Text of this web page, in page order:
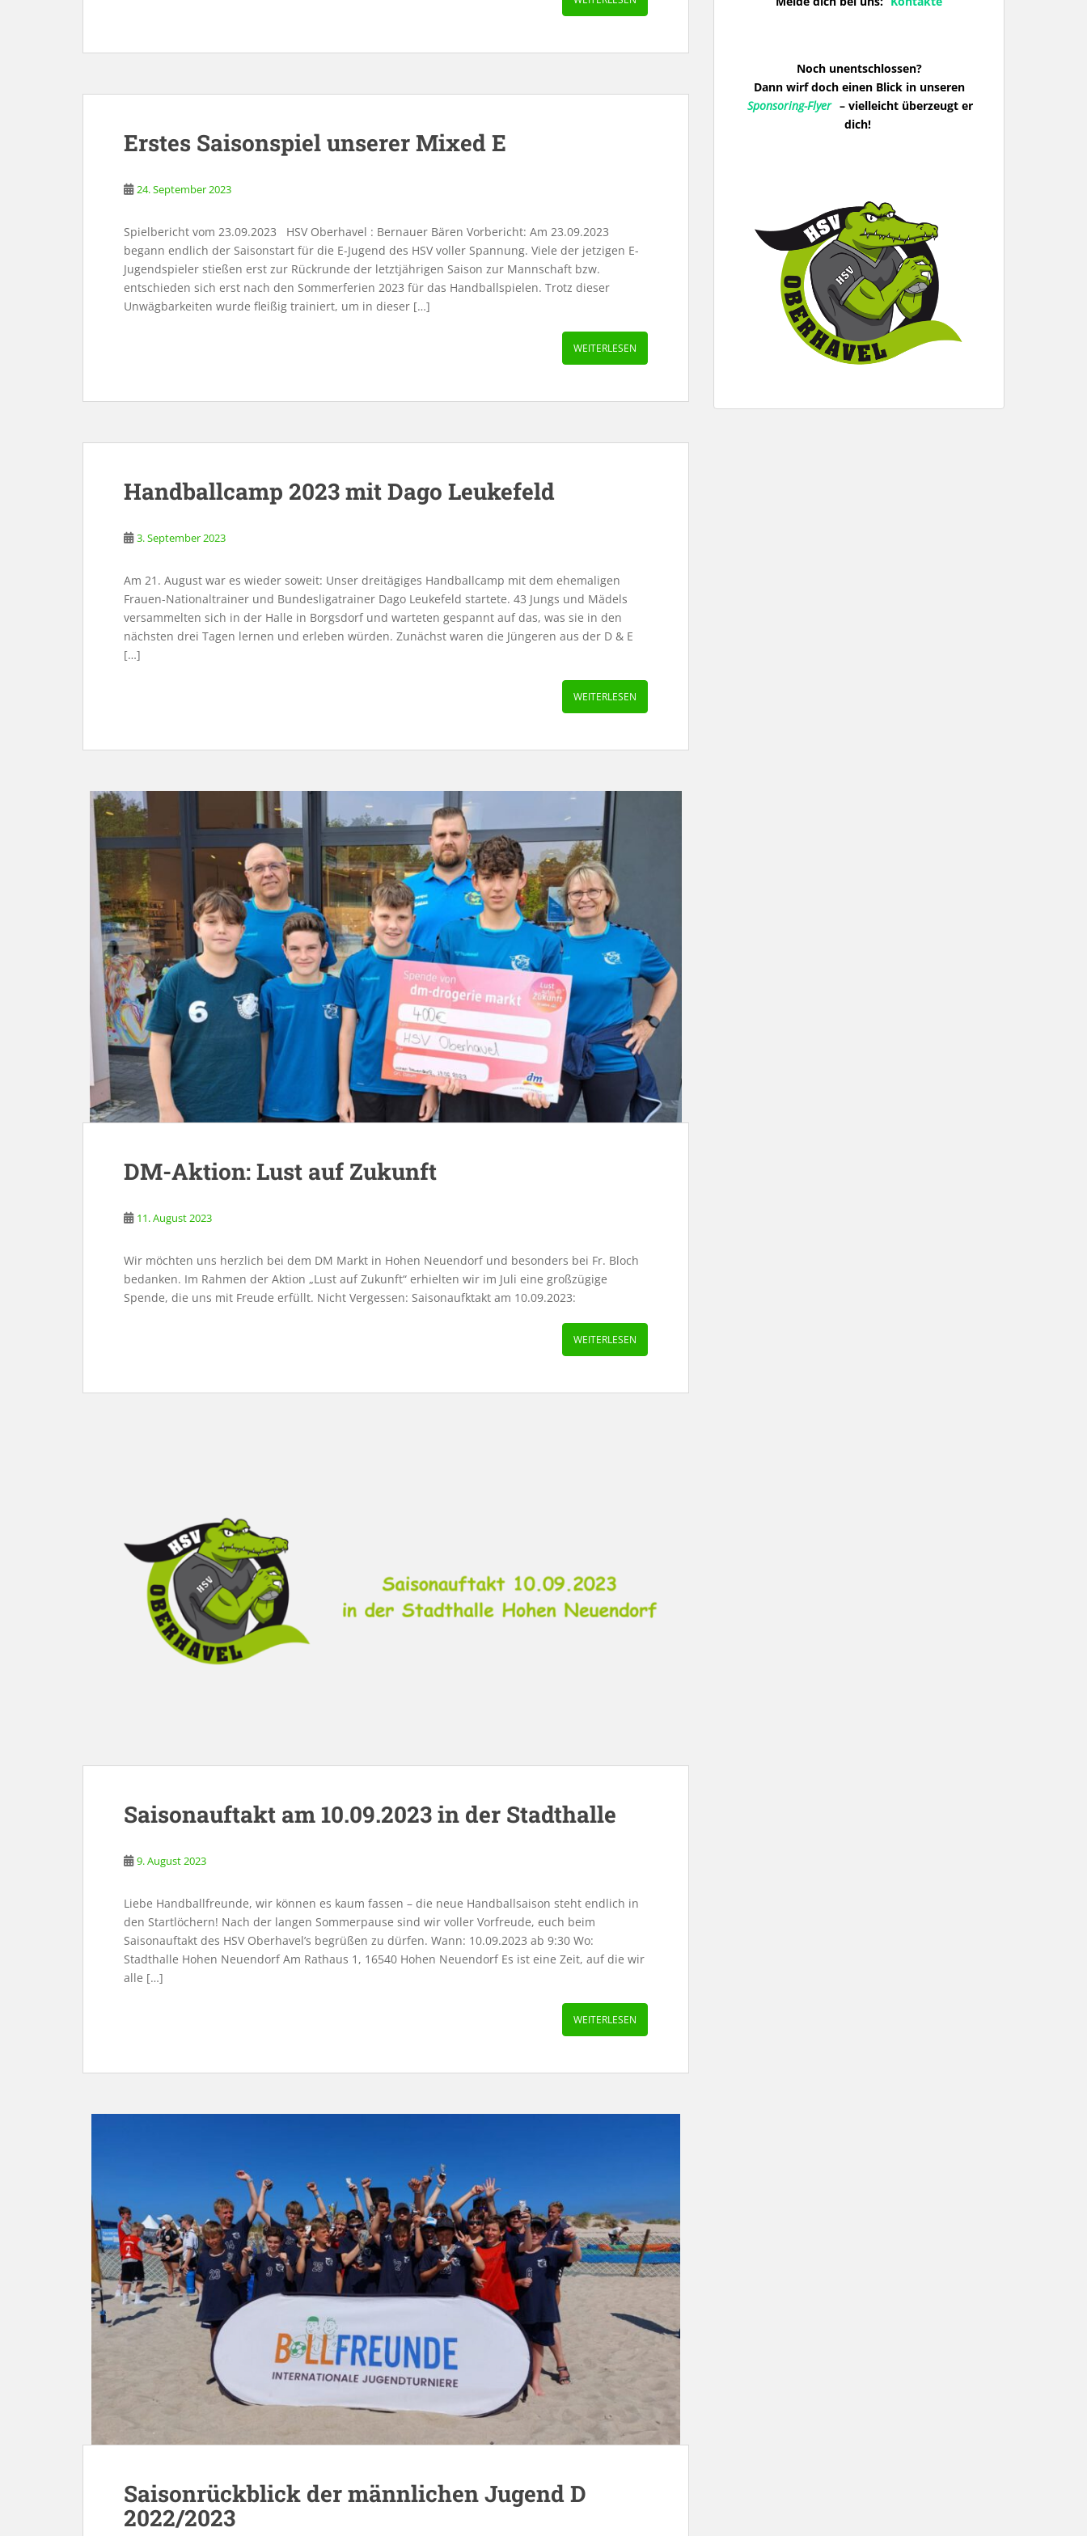
Erstes Saisonspiel unserer Mixed E
24. September 2023
Spielbericht vom 23.09.2023 HSV Oberhavel : Bernauer Bären Vorbericht: Am 23.09.2023
begann endlich der Saisonstart für die E-Jugend des HSV voller Spannung. Viele der jetzigen E-
Jugendspieler stießen erst zur Rückrunde der letztjährigen Saison zur Mannschaft bzw.
entschieden sich erst nach den Sommerferien 2023 für das Handballspielen. Trotz dieser
Unwägbarkeiten wurde fleißig trainiert, um in dieser […]
WEITERLESEN
Handballcamp 2023 mit Dago Leukefeld
3. September 2023
Am 21. August war es wieder soweit: Unser dreitägiges Handballcamp mit dem ehemaligen
Frauen-Nationaltrainer und Bundesligatrainer Dago Leukefeld startete. 43 Jungs und Mädels
versammelten sich in der Halle in Borgsdorf und warteten gespannt auf das, was sie in den
nächsten drei Tagen lernen und erleben würden. Zunächst waren die Jüngeren aus der D & E
[…]
WEITERLESEN
DM-Aktion: Lust auf Zukunft
11. August 2023
Wir möchten uns herzlich bei dem DM Markt in Hohen Neuendorf und besonders bei Fr. Bloch
bedanken. Im Rahmen der Aktion „Lust auf Zukunft“ erhielten wir im Juli eine großzügige
Spende, die uns mit Freude erfüllt. Nicht Vergessen: Saisonaufktakt am 10.09.2023:
WEITERLESEN
Saisonauftakt am 10.09.2023 in der Stadthalle
9. August 2023
Liebe Handballfreunde, wir können es kaum fassen – die neue Handballsaison steht endlich in
den Startlöchern! Nach der langen Sommerpause sind wir voller Vorfreude, euch beim
Saisonauftakt des HSV Oberhavel’s begrüßen zu dürfen. Wann: 10.09.2023 ab 9:30 Wo:
Stadthalle Hohen Neuendorf Am Rathaus 1, 16540 Hohen Neuendorf Es ist eine Zeit, auf die wir
alle […]
WEITERLESEN
Saisonrückblick der männlichen Jugend D
2022/2023
Noch unentschlossen?
Dann wirf doch einen Blick in unseren
Sponsoring-Flyer – vielleicht überzeugt er
dich!